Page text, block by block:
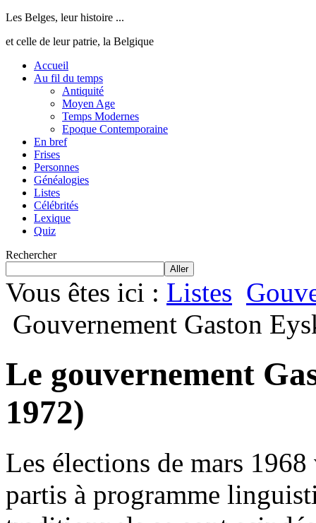
Les Belges, leur histoire ...
et celle de leur patrie, la Belgique
Accueil
Au fil du temps
Antiquité
Moyen Age
Temps Modernes
Epoque Contemporaine
En bref
Frises
Personnes
Généalogies
Listes
Célébrités
Lexique
Quiz
Rechercher
Aller
Vous êtes ici : Listes
Gouvernement Gaston
Le gouvernement
1972)
Les élections de mars
partis à programme